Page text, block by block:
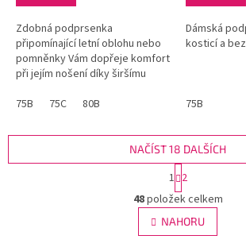
Zdobná podprsenka
připomínající letní oblohu nebo
pomněnky Vám dopřeje komfort
při jejím nošení díky širšímu
podrží Vaše poprsí a navíc
pokud ji...
75B 75C 80B
Dámská
kosticí a
75B
O
v
l
á
NAČÍST 18 DALŠÍCH
S
t
r
á
n
k
1 2
48položek celkem
NAHORU